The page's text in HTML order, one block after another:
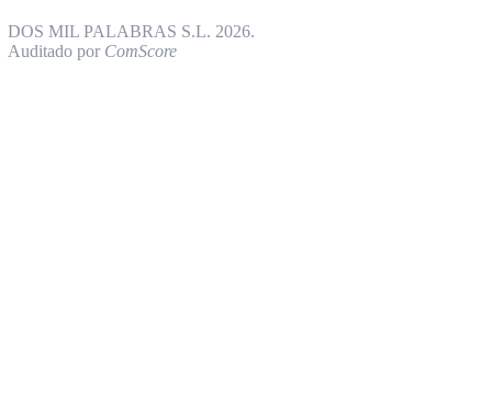
DOS MIL PALABRAS S.L. 2026.
Auditado por ComScore